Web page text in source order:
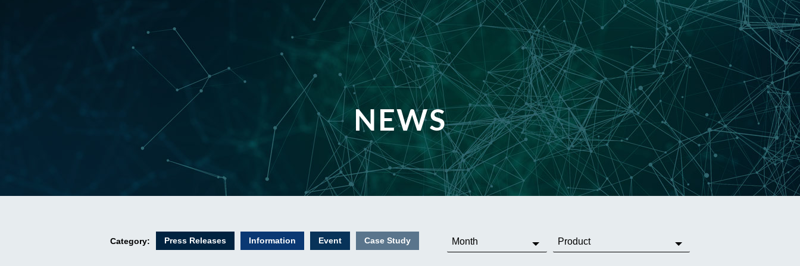
NEWS
Category: Press Releases Information Event Case Study